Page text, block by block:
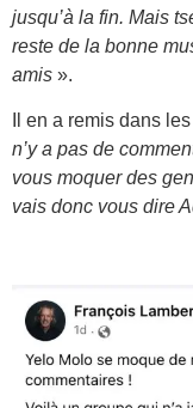
jusqu’à la fin. Mais
reste de la bonne
amis ».
Il en a remis dans
n’y a pas de
vous moquer des
vais donc vous dire